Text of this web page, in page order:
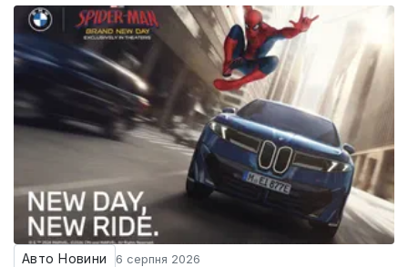
Авто Новини 6 серпня 2026